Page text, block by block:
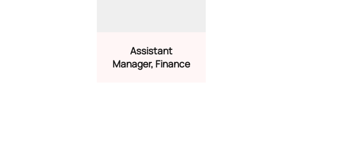
Assistant
Manager, Finance